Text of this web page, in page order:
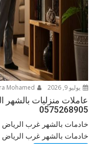
يوليو 9, 2026
عاملات منزليات
0575268905
خادمات بالشهر غرب
خادمات بالشهر غرب الرياض